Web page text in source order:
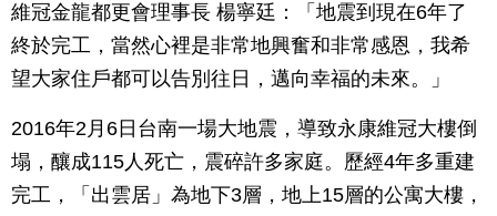
維冠金龍都更會理事長 楊寧廷：「地震到現在6年了
終於完工，當然心裡是非常地興奮和非常感恩，我希
望大家住戶都可以告別往日，邁向幸福的未來。」
2016年2月6日台南一場大地震，導致永康維冠大樓倒
塌，釀成115人死亡，震碎許多家庭。歷經4年多重建
完工，「出雲居」為地下3層，地上15層的公寓大樓，